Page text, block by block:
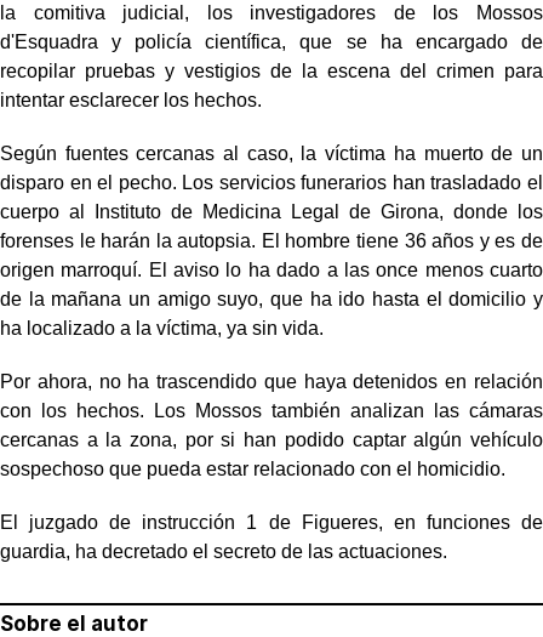
la comitiva judicial, los investigadores de los Mossos
d'Esquadra y policía científica, que se ha encargado de
recopilar pruebas y vestigios de la escena del crimen para
intentar esclarecer los hechos.
Según fuentes cercanas al caso, la víctima ha muerto de un
disparo en el pecho. Los servicios funerarios han trasladado el
cuerpo al Instituto de Medicina Legal de Girona, donde los
forenses le harán la autopsia. El hombre tiene 36 años y es de
origen marroquí. El aviso lo ha dado a las once menos cuarto
de la mañana un amigo suyo, que ha ido hasta el domicilio y
ha localizado a la víctima, ya sin vida.
Por ahora, no ha trascendido que haya detenidos en relación
con los hechos. Los Mossos también analizan las cámaras
cercanas a la zona, por si han podido captar algún vehículo
sospechoso que pueda estar relacionado con el homicidio.
El juzgado de instrucción 1 de Figueres, en funciones de
guardia, ha decretado el secreto de las actuaciones.
Sobre el autor